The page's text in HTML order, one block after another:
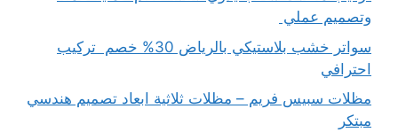
وتصميم عملي
سواتر خشب بلاستيكي بالرياض 30% خصم تركيب
احترافي
مظلات سبيس فريم – مظلات ثلاثية ابعاد تصميم هندسي
مبتكر